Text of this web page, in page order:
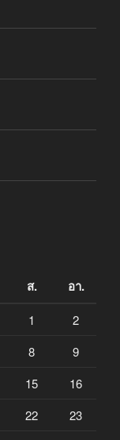
ส. อา.
1
2
8
9
15
16
22
23